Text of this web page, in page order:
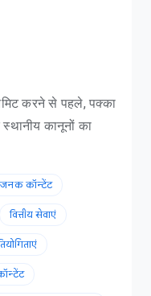
करने से पहले, पक्का
कानूनों का
कॉन्टेंट
वित्तीय सेवाएं